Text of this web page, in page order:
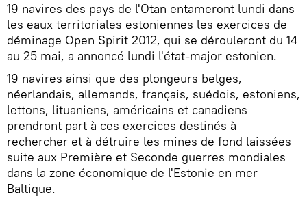
19 navires des pays de l'Otan entameront lundi dans
les eaux territoriales estoniennes les exercices de
déminage Open Spirit 2012, qui se dérouleront du 14
au 25 mai, a annoncé lundi l'état-major estonien.
19 navires ainsi que des plongeurs belges,
néerlandais, allemands, français, suédois, estoniens,
lettons, lituaniens, américains et canadiens
prendront part à ces exercices destinés à
rechercher et à détruire les mines de fond laissées
suite aux Première et Seconde guerres mondiales
dans la zone économique de l'Estonie en mer
Baltique.